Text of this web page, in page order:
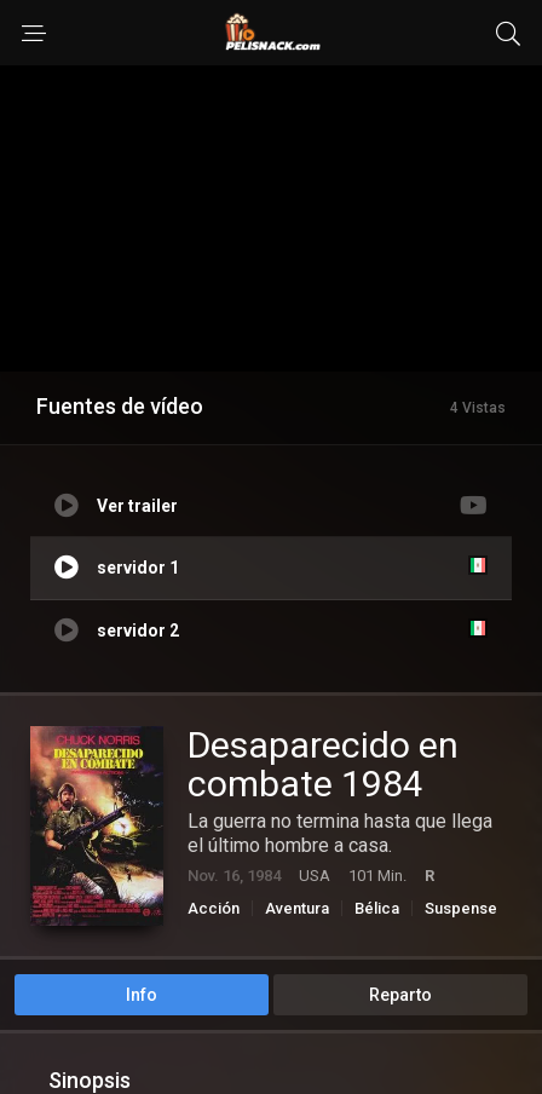
Fuentes de vídeo 4 Vistas
Ver trailer
servidor 1
servidor 2
Desaparecido en
combate 1984
La guerra no termina hasta que llega
el último hombre a casa.
Nov. 16, 1984 USA 101 Min.
R
Acción
Aventura Bélica Suspense
Info Reparto
Sinopsis